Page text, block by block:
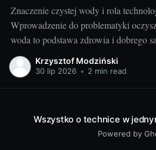
Znaczenie czystej wody i rola
Wprowadzenie do problematyki
woda to podstawa zdrowia i dobrego
dzisiejszy stan środowiska naturalnego
korzystanie z idealnie czystej wody
Krzysztof Modziński
30 lip 2026 • 2 min read
Wszystko o technice w
Powered by